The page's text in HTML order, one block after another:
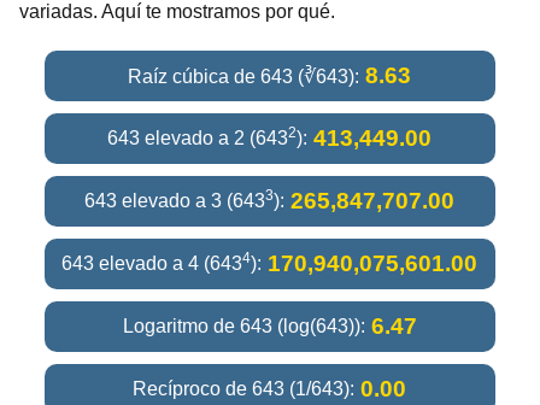
variadas. Aquí te mostramos por qué.
Raíz cúbica de 643 (∛643): 8.63
643 elevado a 2 (6432): 413,449.00
643 elevado a 3 (6433): 265,847,707.00
643 elevado a 4 (6434): 170,940,075,601.00
Logaritmo de 643 (log(643)): 6.47
Recíproco de 643 (1/643): 0.00